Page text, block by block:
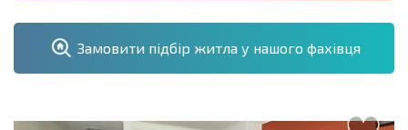
Замовити підбір житла у нашого фахівця